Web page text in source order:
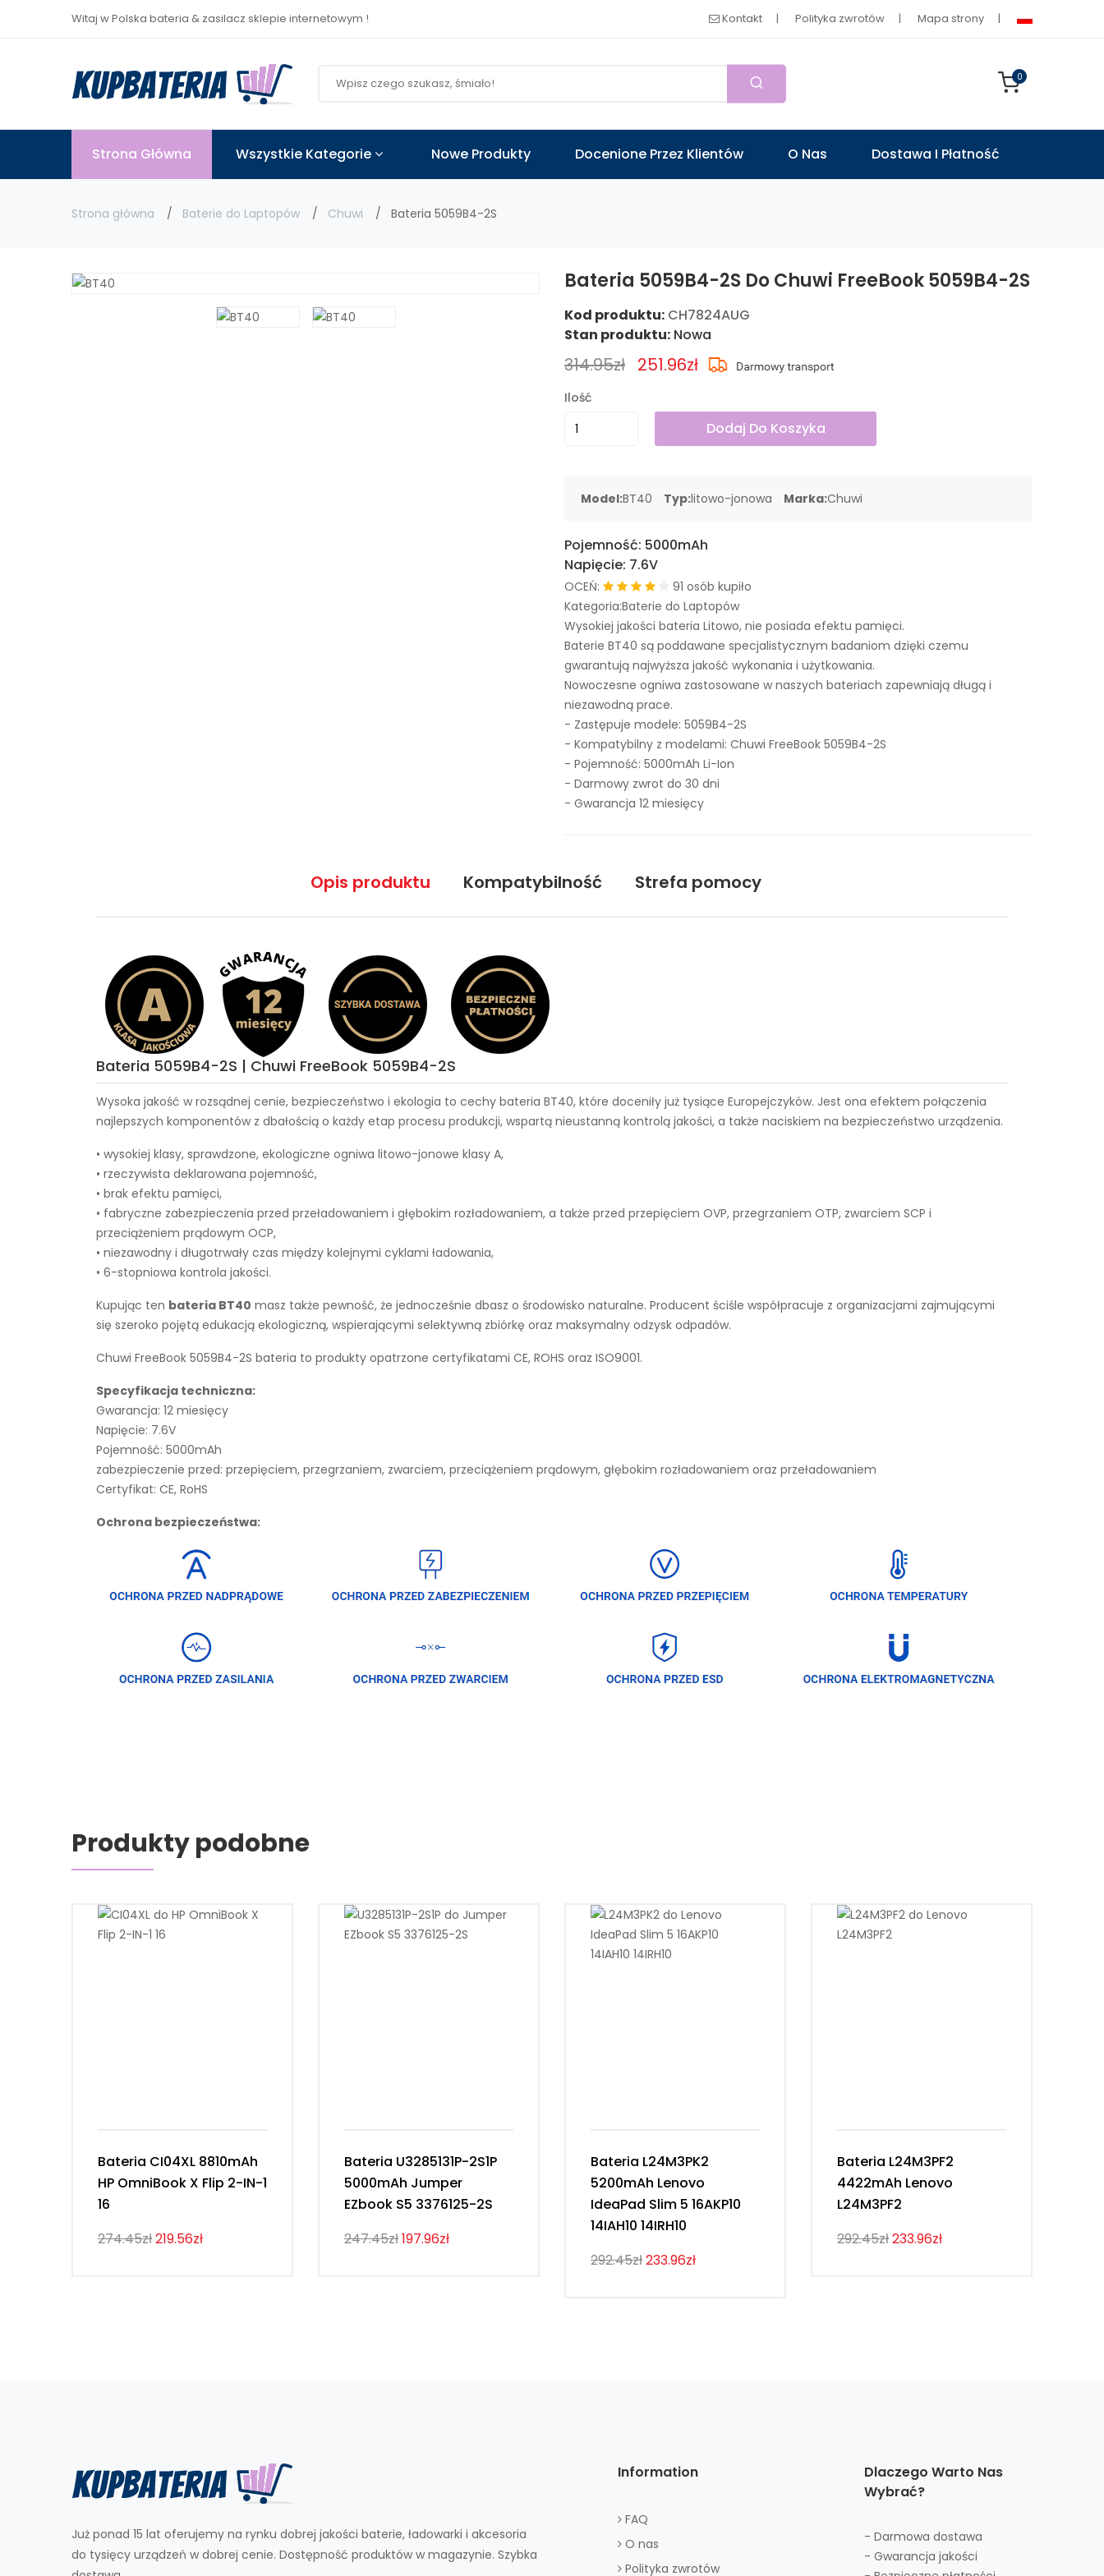
Witaj w Polska bateria & zasilacz sklepie internetowym ! Kontakt Polityka zwrotów Mapa strony
0
Strona Główna Wszystkie Kategorie Nowe Produkty Docenione Przez Klientów O Nas Dostawa I Płatność
Strona główna Baterie do Laptopów Chuwi Bateria 5059B4-2S
Bateria 5059B4-2S Do Chuwi FreeBook 5059B4-2S
Kod produktu: CH7824AUG
Stan produktu: Nowa
314.95zł 251.96zł
Ilość
Dodaj Do Koszyka
Model:BT40 Typ:litowo-jonowa Marka:Chuwi
Pojemność: 5000mAh
Napięcie: 7.6V
OCEŃ:
91 osób kupiło
Kategoria:Baterie do Laptopów
Wysokiej jakości bateria Litowo, nie posiada efektu pamięci.
Baterie BT40 są poddawane specjalistycznym badaniom dzięki czemu
gwarantują najwyższa jakość wykonania i użytkowania.
Nowoczesne ogniwa zastosowane w naszych bateriach zapewniają długą i
niezawodną prace.
- Zastępuje modele: 5059B4-2S
- Kompatybilny z modelami: Chuwi FreeBook 5059B4-2S
- Pojemność: 5000mAh Li-Ion
- Darmowy zwrot do 30 dni
- Gwarancja 12 miesięcy
Opis produktu Kompatybilność Strefa pomocy
Bateria 5059B4-2S | Chuwi FreeBook 5059B4-2S
Wysoka jakość w rozsądnej cenie, bezpieczeństwo i ekologia to cechy bateria BT40, które doceniły już tysiące Europejczyków. Jest ona efektem połączenia
najlepszych komponentów z dbałością o każdy etap procesu produkcji, wspartą nieustanną kontrolą jakości, a także naciskiem na bezpieczeństwo urządzenia.
• wysokiej klasy, sprawdzone, ekologiczne ogniwa litowo-jonowe klasy A,
• rzeczywista deklarowana pojemność,
• brak efektu pamięci,
• fabryczne zabezpieczenia przed przeładowaniem i głębokim rozładowaniem, a także przed przepięciem OVP, przegrzaniem OTP, zwarciem SCP i
przeciążeniem prądowym OCP,
• niezawodny i długotrwały czas między kolejnymi cyklami ładowania,
• 6-stopniowa kontrola jakości.
Kupując ten bateria BT40 masz także pewność, że jednocześnie dbasz o środowisko naturalne. Producent ściśle współpracuje z organizacjami zajmującymi
się szeroko pojętą edukacją ekologiczną, wspierającymi selektywną zbiórkę oraz maksymalny odzysk odpadów.
Chuwi FreeBook 5059B4-2S bateria to produkty opatrzone certyfikatami CE, ROHS oraz ISO9001.
Specyfikacja techniczna:
Gwarancja: 12 miesięcy
Napięcie: 7.6V
Pojemność: 5000mAh
zabezpieczenie przed: przepięciem, przegrzaniem, zwarciem, przeciążeniem prądowym, głębokim rozładowaniem oraz przeładowaniem
Certyfikat: CE, RoHS
Ochrona bezpieczeństwa:
Produkty podobne
Bateria CI04XL 8810mAh
HP OmniBook X Flip 2-IN-1
16
274.45zł219.56zł
Bateria U3285131P-2S1P
5000mAh Jumper
EZbook S5 3376125-2S
247.45zł197.96zł
Bateria L24M3PK2
5200mAh Lenovo
IdeaPad Slim 5 16AKP10
14IAH10 14IRH10
292.45zł233.96zł
Bateria L24M3PF2
4422mAh Lenovo
L24M3PF2
292.45zł233.96zł
Już ponad 15 lat oferujemy na rynku dobrej jakości baterie, ładowarki i akcesoria
do tysięcy urządzeń w dobrej cenie. Dostępność produktów w magazynie. Szybka
Information
FAQ
O nas
Polityka zwrotów
Dlaczego Warto Nas
Wybrać?
- Darmowa dostawa
- Gwarancja jakości